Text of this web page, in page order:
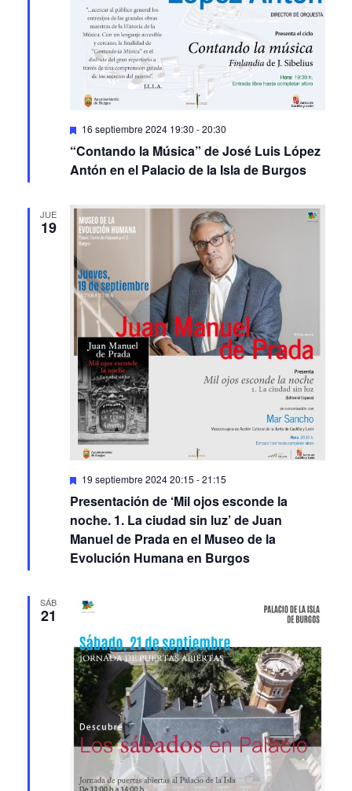
Featured
16 septiembre 2024 19:30- 20:30
“Contando la Música” de José Luis López
JUE
Featured
19 septiembre 2024 20:15-21:15
Presentación de ‘Mil ojos esconde la
noche. 1. La ciudad sin luz’ de Juan
Manuel de Prada en el Museo de la
SÁB